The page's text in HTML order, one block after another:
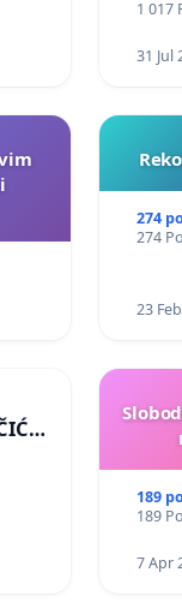
1 017
31 Jul
274
274
23
189
189
7 Apr